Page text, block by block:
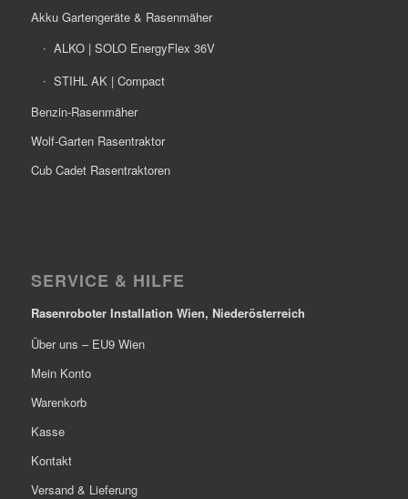
Akku Gartengeräte & Rasenmäher
ALKO | SOLO EnergyFlex 36V
STIHL AK | Compact
Benzin-Rasenmäher
Wolf-Garten Rasentraktor
Cub Cadet Rasentraktoren
SERVICE & HILFE
Rasenroboter Installation Wien, Niederösterreich
Über uns – EU9 Wien
Mein Konto
Warenkorb
Kasse
Kontakt
Versand & Lieferung